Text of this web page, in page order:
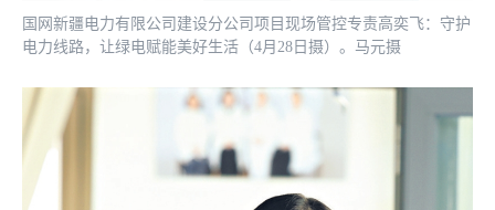
国网新疆电力有限公司建设分公司项目现场管控专责高奕飞：守护
电力线路，让绿电赋能美好生活（4月28日摄）。马元摄